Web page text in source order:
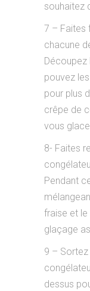
souhaitez
7 – Faites
chacune
pouvez
pour plus
crêpe de
vous
8- Faites
Pendant
fraise et
glaçage
9 –
dessus